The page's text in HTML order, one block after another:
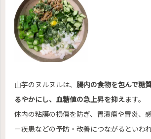
山芋のヌルヌルは、 腸内の食物を包んで糖
るやかにし、血糖値の急上昇を抑えます。
体内の粘膜の損傷を防ぎ、胃潰瘍や胃炎、
ー疾患などの予防・改善につながるといわれ